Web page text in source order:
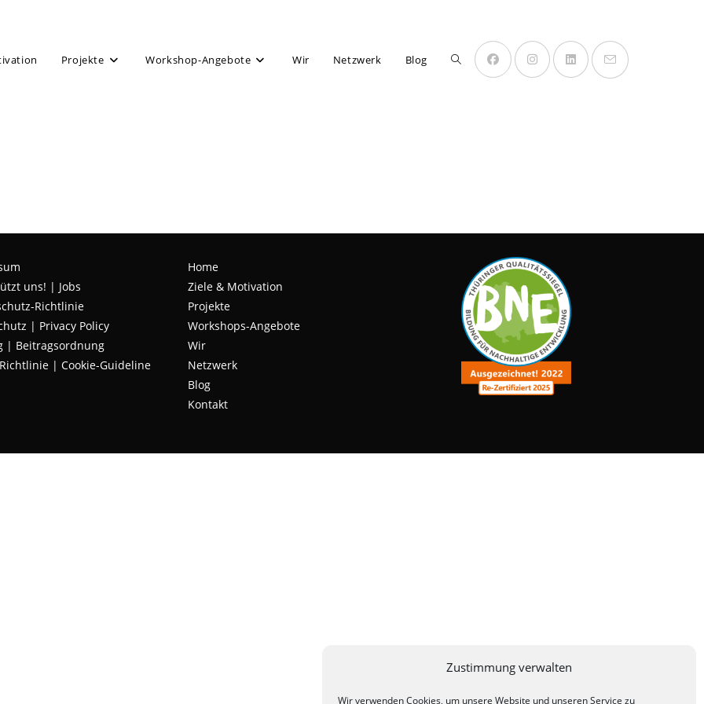
Zustimmung verwalten
Wir verwenden Cookies, um unsere Website und unseren Service zu
Projekte Workshop-Angebote Wir Netzwerk Blog Website-
umschalten
uns! | Jobs
Richtlinie
| Privacy Policy
| Beitragsordnung
| Cookie-Guideline
Home
Ziele & Motivation
Projekte
Workshops-Angebote
Wir
Netzwerk
Blog
Kontakt